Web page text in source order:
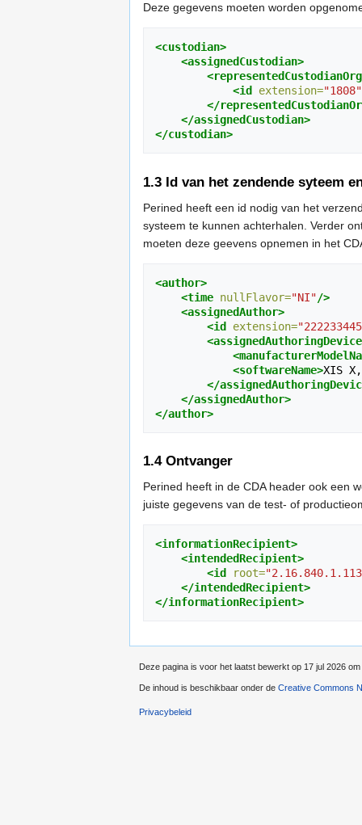
Deze gegevens moeten worden
<custodian>
<assignedCustodian>
<id
extension="1808"
</
</assignedCustodian>
</custodian>
1.3 Id van het zendende syteem
Perined heeft een id nodig van het
systeem te kunnen achterhalen. Verder
moeten deze geevens opnemen in het
<author>
<time nullFlavor="NI"/>
<assignedAuthor>
<id
extension=
<softwareName>XIS
</
</assignedAuthor>
</author>
1.4Ontvanger
Perined heeft in de CDA header ook een
juiste gegevens van de test- of
<informationRecipient>
<intendedRecipient>
<id
root=
</intendedRecipient>
</informationRecipient>
Deze pagina is voor het laatst bewerkt op 17 jul 2026
De inhoud is beschikbaar onder de Creative Commons
Privacybeleid